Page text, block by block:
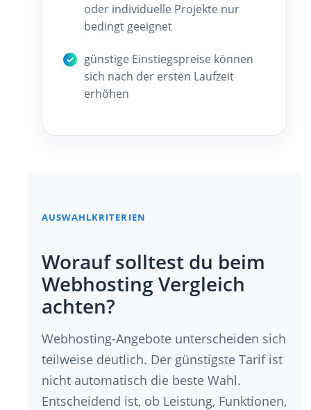
oder individuelle Projekte nur
bedingt geeignet
günstige Einstiegspreise können
sich nach der ersten Laufzeit
erhöhen
AUSWAHLKRITERIEN
Worauf solltest du beim
Webhosting Vergleich
achten?
Webhosting-Angebote unterscheiden sich
teilweise deutlich. Der günstigste Tarif ist
nicht automatisch die beste Wahl.
Entscheidend ist, ob Leistung, Funktionen,